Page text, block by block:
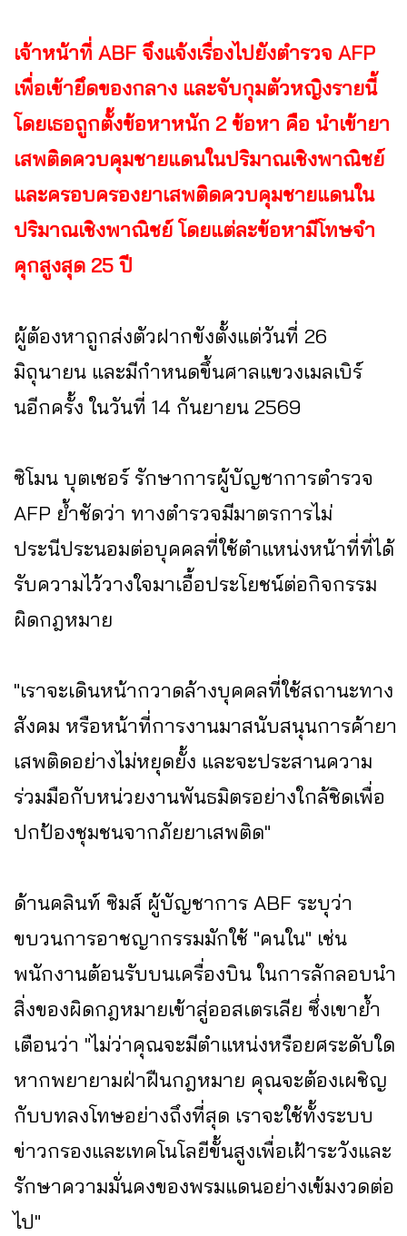
เจ้าหน้าที่ ABF จึงแจ้งเรื่องไปยังตำรวจ AFP
เพื่อเข้ายึดของกลาง และจับกุมตัวหญิงรายนี้
โดยเธอถูกตั้งข้อหาหนัก 2 ข้อหา คือ นำเข้ายา
เสพติดควบคุมชายแดนในปริมาณเชิงพาณิชย์
และครอบครองยาเสพติดควบคุมชายแดนใน
ปริมาณเชิงพาณิชย์ โดยแต่ละข้อหามีโทษจำ
คุกสูงสุด 25 ปี
ผู้ต้องหาถูกส่งตัวฝากขังตั้งแต่วันที่ 26
มิถุนายน และมีกำหนดขึ้นศาลแขวงเมลเบิร์
นอีกครั้ง ในวันที่ 14 กันยายน 2569
ซิโมน บุตเชอร์ รักษาการผู้บัญชาการตำรวจ
AFP ย้ำชัดว่า ทางตำรวจมีมาตรการไม่
ประนีประนอมต่อบุคคลที่ใช้ตำแหน่งหน้าที่ที่ได้
รับความไว้วางใจมาเอื้อประโยชน์ต่อกิจกรรม
ผิดกฎหมาย
"เราจะเดินหน้ากวาดล้างบุคคลที่ใช้สถานะทาง
สังคม หรือหน้าที่การงานมาสนับสนุนการค้ายา
เสพติดอย่างไม่หยุดยั้ง และจะประสานความ
ร่วมมือกับหน่วยงานพันธมิตรอย่างใกล้ชิดเพื่อ
ปกป้องชุมชนจากภัยยาเสพติด"
ด้านคลินท์ ซิมส์ ผู้บัญชาการ ABF ระบุว่า
ขบวนการอาชญากรรมมักใช้ "คนใน" เช่น
พนักงานต้อนรับบนเครื่องบิน ในการลักลอบนำ
สิ่งของผิดกฎหมายเข้าสู่ออสเตรเลีย ซึ่งเขาย้ำ
เตือนว่า "ไม่ว่าคุณจะมีตำแหน่งหรือยศระดับใด
หากพยายามฝ่าฝืนกฎหมาย คุณจะต้องเผชิญ
กับบทลงโทษอย่างถึงที่สุด เราจะใช้ทั้งระบบ
ข่าวกรองและเทคโนโลยีขั้นสูงเพื่อเฝ้าระวังและ
รักษาความมั่นคงของพรมแดนอย่างเข้มงวดต่อ
ไป"